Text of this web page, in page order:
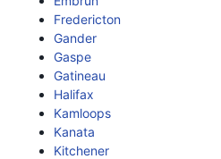
Fredericton
Gander
Gaspe
Gatineau
Halifax
Kamloops
Kanata
Kitchener